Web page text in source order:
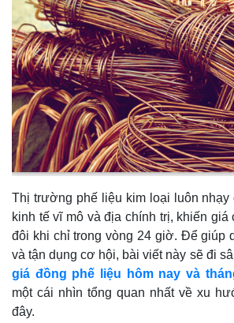
Thị trường phế liệu kim loại luôn nhạy
kinh tế vĩ mô và địa chính trị, khiến giá
đôi khi chỉ trong vòng 24 giờ. Để giúp
và tận dụng cơ hội, bài viết này sẽ đi
giá đồng phế liệu hôm nay và
một cái nhìn tổng quan nhất về xu
đây.